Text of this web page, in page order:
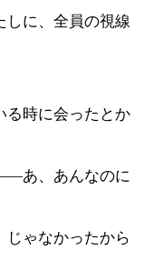
に、全員の視線
時に会ったとか
あ、あんなのに
じゃなかったから